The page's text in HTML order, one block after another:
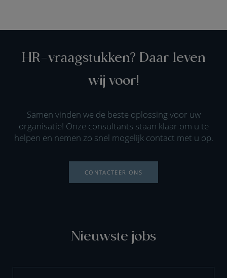
HR-vraagstukken? Daar leven
wij voor!
Samen vinden we de beste oplossing voor uw
organisatie! Onze consultants staan klaar om u te
helpen en nemen zo snel mogelijk contact met u op.
CONTACTEER ONS
Nieuwste jobs